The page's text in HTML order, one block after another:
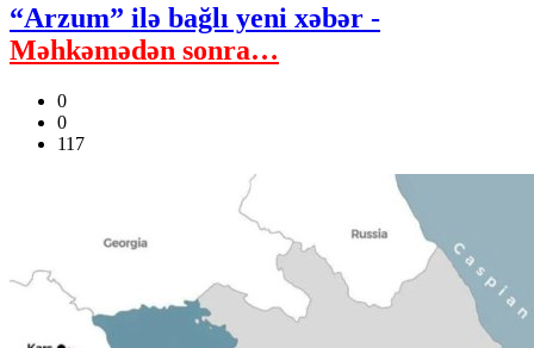
“Arzum” ilə bağlı yeni xəbər -
Məhkəmədən sonra…
0
0
117